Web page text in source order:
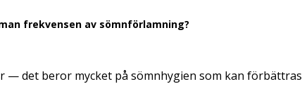
frekvensen av sömnförlamning?
— det beror mycket på sömnhygien som kan